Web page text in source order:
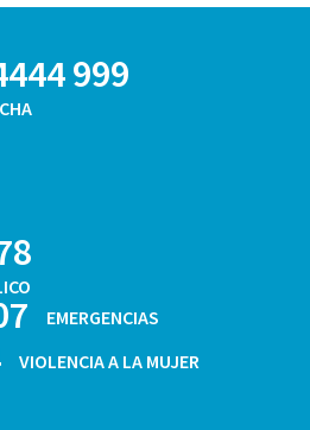
999
EMERGENCIAS
VIOLENCIA A LA MUJER